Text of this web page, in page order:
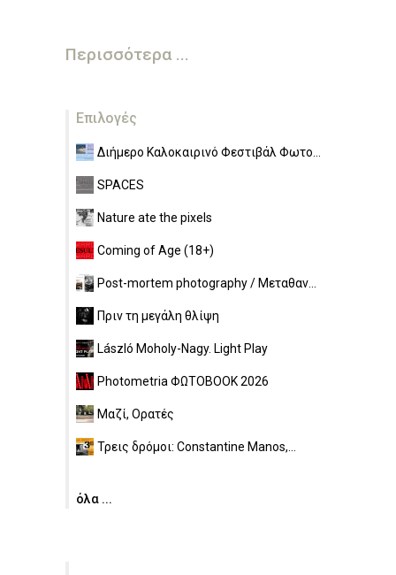
Περισσότερα ...
Επιλογές
Διήμερο Καλοκαιρινό Φεστιβάλ Φωτο...
SPACES
Nature ate the pixels
Coming of Age (18+)
Post-mortem photography / Μεταθαν...
Πριν τη μεγάλη θλίψη
László Moholy-Nagy. Light Play
Photometria ΦΩΤΟBOOK 2026
Μαζί, Ορατές
Τρεις δρόμοι: Constantine Manos,...
όλα ...